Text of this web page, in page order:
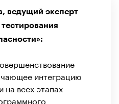
ведущий эксперт
интеграцию
на всех этапах